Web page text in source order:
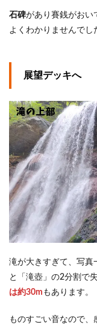
石碑があり賽銭がおい
よくわかりませんでし
展望デッキへ
滝が大きすぎて、写真
と「滝壺」の2分割で
は約30m もあります。
ものすごい音なので、